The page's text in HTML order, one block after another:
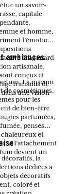
un savoir-
capitale
et homme,
l’émotion,
Fragonard
artisanale,
conçus et
transmis de
une vision
ambiances
La maison
de cosmétiques,
pour les
de bien-être
parfumées,
pensés
et
l’attachement
devient un
décoratifs, la
dédiées à
décoratifs
coloré et